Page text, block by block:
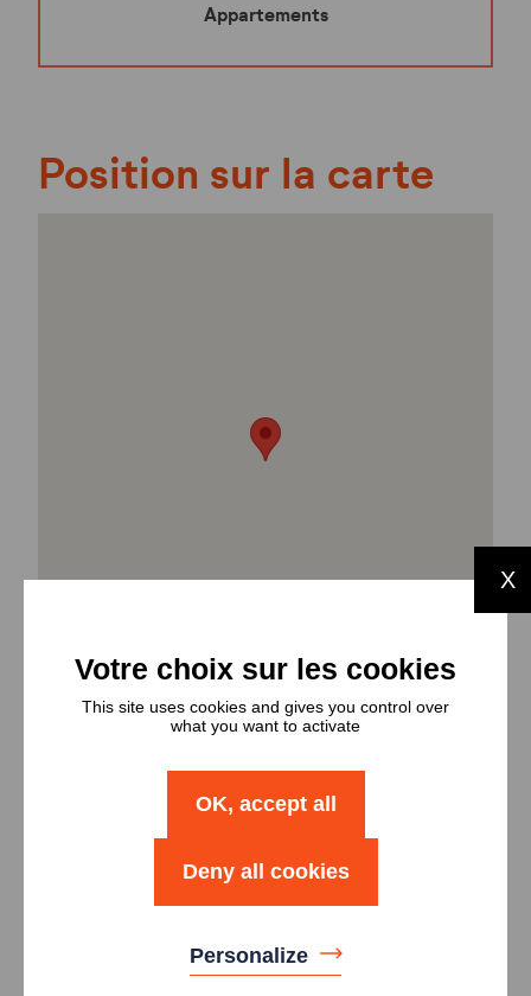
Appartements
Position sur la carte
Types et
nombres de
logements
Type Nombre
X
This site uses cookies and gives you control over
what you want to activate
OK, accept all
Deny all cookies
Personalize